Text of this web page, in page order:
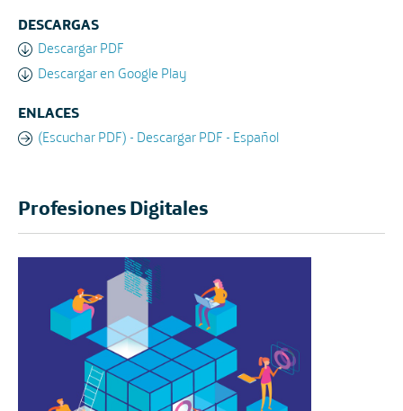
DESCARGAS
Descargar PDF
Descargar en Google Play
ENLACES
(Escuchar PDF) - Descargar PDF - Español
Profesiones Digitales